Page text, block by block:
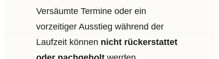
Versäumte Termine oder ein
vorzeitiger Ausstieg während der
Laufzeit können nicht rückerstattet